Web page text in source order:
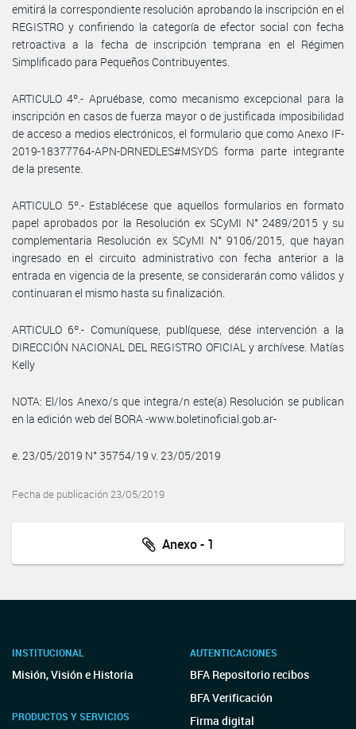
emitirá la correspondiente resolución aprobando la inscripción en el
REGISTRO y confiriendo la categoría de efector social con fecha
retroactiva a la fecha de inscripción temprana en el Régimen
Simplificado para Pequeños Contribuyentes.
ARTICULO 4º.- Apruébase, como mecanismo excepcional para la
inscripción en casos de fuerza mayor o de justificada imposibilidad
de acceso a medios electrónicos, el formulario que como Anexo IF-
2019-18377764-APN-DRNEDLES#MSYDS forma parte integrante
de la presente.
ARTICULO 5º.- Establécese que aquellos formularios en formato
papel aprobados por la Resolución ex SCyMI N° 2489/2015 y su
complementaria Resolución ex SCyMI N° 9106/2015, que hayan
ingresado en el circuito administrativo con fecha anterior a la
entrada en vigencia de la presente, se considerarán como válidos y
continuaran el mismo hasta su finalización.
ARTICULO 6º.- Comuníquese, publíquese, dése intervención a la
DIRECCIÓN NACIONAL DEL REGISTRO OFICIAL y archívese. Matías
Kelly
NOTA: El/los Anexo/s que integra/n este(a) Resolución se publican
en la edición web del BORA -www.boletinoficial.gob.ar-
e. 23/05/2019 N° 35754/19 v. 23/05/2019
Fecha de publicación 23/05/2019
Anexo - 1
INSTITUCIONAL
Misión, Visión e Historia
PRODUCTOS Y SERVICIOS
AUTENTICACIONES
BFA Repositorio recibos
BFA Verificación
Firma digital